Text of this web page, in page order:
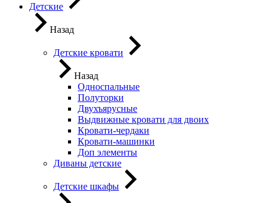
Детские
Назад
Детские кровати
Назад
Односпальные
Полуторки
Двухъярусные
Выдвижные кровати для двоих
Кровати-чердаки
Кровати-машинки
Доп элементы
Диваны детские
Детские шкафы